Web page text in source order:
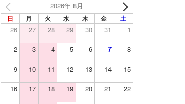
2026年 8月
日 月 火 水 木 金 土
26 27 28 29 30 31 1
2 3 4 5 6 7 8
9 10 11 12 13 14 15
16 17 18 19 20 21 22